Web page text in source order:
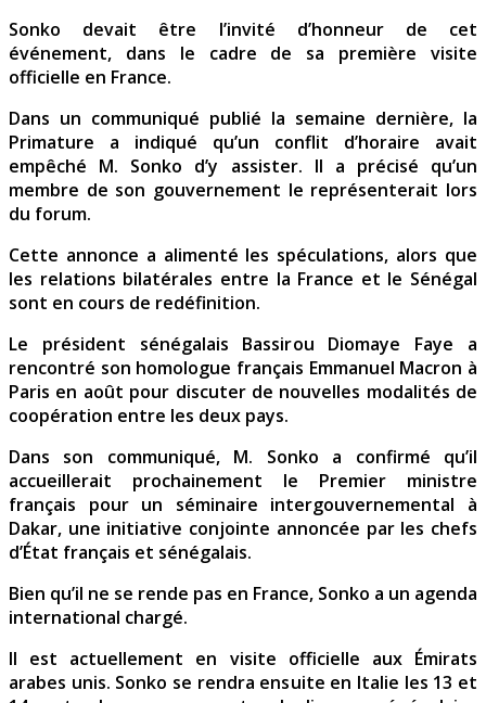
Sonko devait être l’invité d’honneur de cet
événement, dans le cadre de sa première visite
officielle en France.
Dans un communiqué publié la semaine dernière, la
Primature a indiqué qu’un conflit d’horaire avait
empêché M. Sonko d’y assister. Il a précisé qu’un
membre de son gouvernement le représenterait lors
du forum.
Cette annonce a alimenté les spéculations, alors que
les relations bilatérales entre la France et le Sénégal
sont en cours de redéfinition.
Le président sénégalais Bassirou Diomaye Faye a
rencontré son homologue français Emmanuel Macron à
Paris en août pour discuter de nouvelles modalités de
coopération entre les deux pays.
Dans son communiqué, M. Sonko a confirmé qu’il
accueillerait prochainement le Premier ministre
français pour un séminaire intergouvernemental à
Dakar, une initiative conjointe annoncée par les chefs
d’État français et sénégalais.
Bien qu’il ne se rende pas en France, Sonko a un agenda
international chargé.
Il est actuellement en visite officielle aux Émirats
arabes unis. Sonko se rendra ensuite en Italie les 13 et